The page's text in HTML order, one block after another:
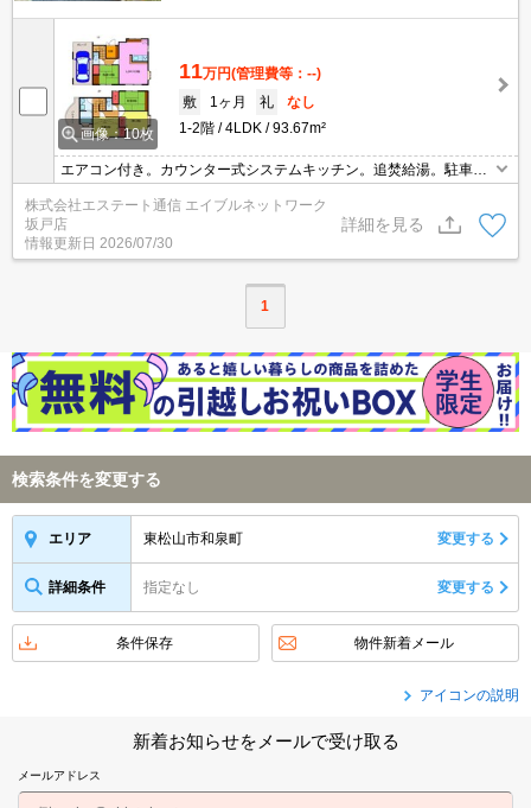
画像：10枚
11万円(管理費等：--)
敷
1ヶ月 礼
なし
1-2階
4LDK 93.67m²
エアコン付き。カウンター式システムキッチン。追焚給湯。駐車場
はガレージ。ロフト付。閑静な住宅街。東松山青鳥小学校学区内。
東松山市立中学校学区内。シューズボックス。収納。ベランダ。
株式会社エステート通信 エイブルネットワーク
坂戸店
情報更新日 2026/07/30
詳細を見る
1
検索条件を変更する
エリア 東松山市和泉町 変更する
詳細条件 指定なし 変更する
条件保存 物件新着メール
アイコンの説明
新着お知らせをメールで受け取る
メールアドレス